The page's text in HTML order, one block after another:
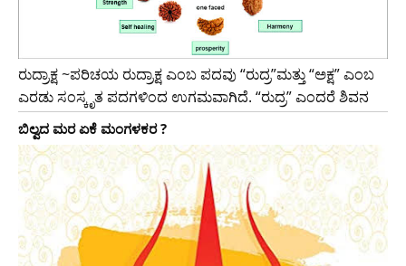
ರುದ್ರಾಕ್ಷ ~ಪರಿಚಯ ರುದ್ರಾಕ್ಷ ಎಂಬ ಪದವು “ರುದ್ರ”ಮತ್ತು “ಅಕ್ಷ” ಎಂಬ
ಎರಡು ಸಂಸ್ಕೃತ ಪದಗಳಿಂದ ಉಗಮವಾಗಿದೆ. “ರುದ್ರ” ಎಂದರೆ ಶಿವನ
ಬಿಲ್ವದ ಮರ ಏಕೆ ಮಂಗಳಕರ ?